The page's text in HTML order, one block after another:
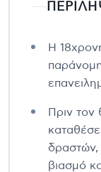
Η
Πριν τον
δραστών,
βιασμό